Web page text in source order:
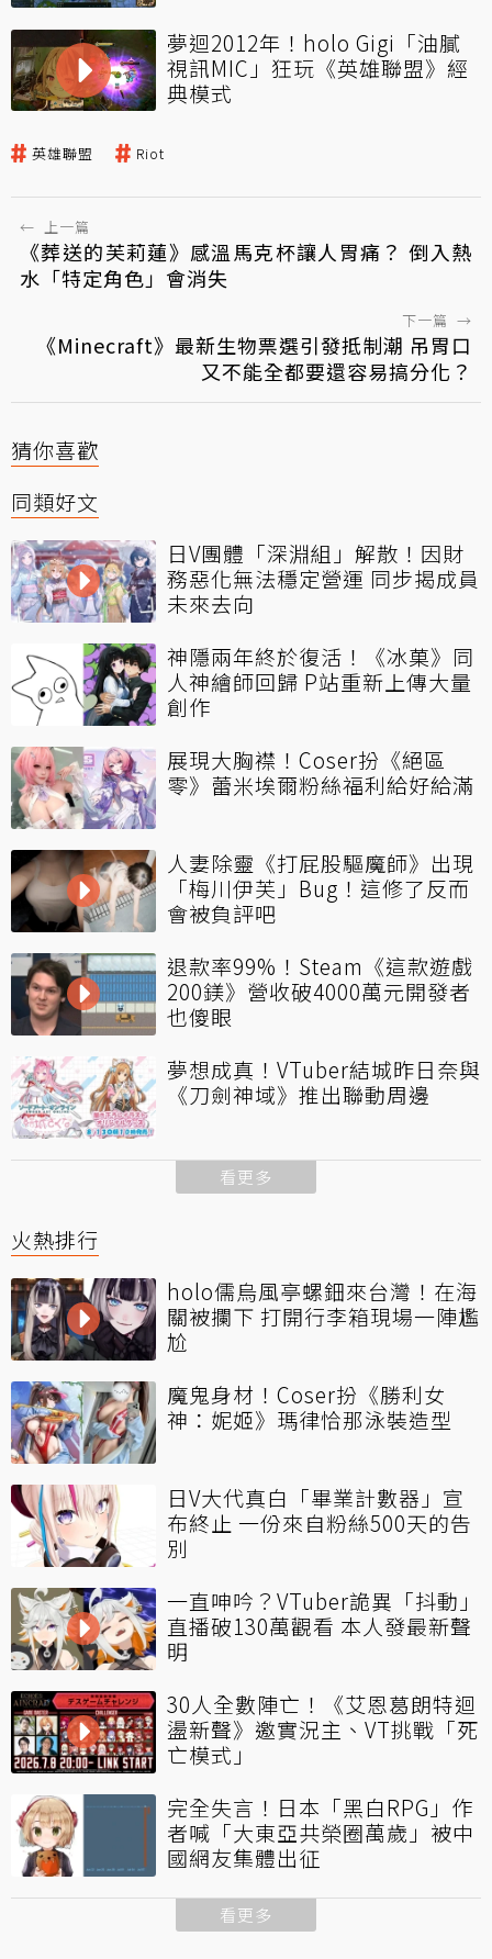
夢迴2012年！holo Gigi「油膩
視訊MIC」狂玩《英雄聯盟》經
典模式
英雄聯盟 Riot
← 上一篇
《葬送的芙莉蓮》感溫馬克杯讓人胃痛？ 倒入熱
水「特定角色」會消失
下一篇 →
《Minecraft》最新生物票選引發抵制潮 吊胃口
又不能全都要還容易搞分化？
猜你喜歡
同類好文
日V團體「深淵組」解散！因財
務惡化無法穩定營運 同步揭成員
未來去向
神隱兩年終於復活！《冰菓》同
人神繪師回歸 P站重新上傳大量
創作
展現大胸襟！Coser扮《絕區
零》蕾米埃爾粉絲福利給好給滿
人妻除靈《打屁股驅魔師》出現
「梅川伊芙」Bug！這修了反而
會被負評吧
退款率99%！Steam《這款遊戲
200鎂》營收破4000萬元開發者
也傻眼
夢想成真！VTuber結城昨日奈與
《刀劍神域》推出聯動周邊
看更多
火熱排行
holo儒烏風亭螺鈿來台灣！在海
關被攔下 打開行李箱現場一陣尷
尬
魔鬼身材！Coser扮《勝利女
神：妮姬》瑪律恰那泳裝造型
日V大代真白「畢業計數器」宣
布終止 一份來自粉絲500天的告
別
一直呻吟？VTuber詭異「抖動」
直播破130萬觀看 本人發最新聲
明
30人全數陣亡！《艾恩葛朗特迴
盪新聲》邀實況主、VT挑戰「死
亡模式」
完全失言！日本「黑白RPG」作
者喊「大東亞共榮圈萬歲」被中
國網友集體出征
看更多